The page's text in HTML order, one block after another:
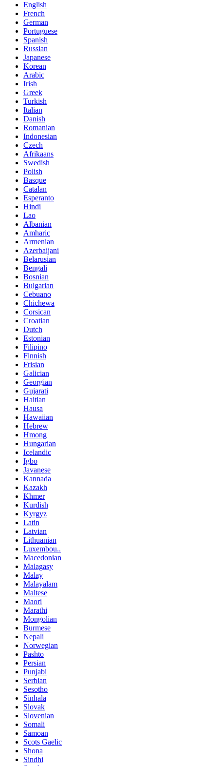
English
French
German
Portuguese
Spanish
Russian
Japanese
Korean
Arabic
Irish
Greek
Turkish
Italian
Danish
Romanian
Indonesian
Czech
Afrikaans
Swedish
Polish
Basque
Catalan
Esperanto
Hindi
Lao
Albanian
Amharic
Armenian
Azerbaijani
Belarusian
Bengali
Bosnian
Bulgarian
Cebuano
Chichewa
Corsican
Croatian
Dutch
Estonian
Filipino
Finnish
Frisian
Galician
Georgian
Gujarati
Haitian
Hausa
Hawaiian
Hebrew
Hmong
Hungarian
Icelandic
Igbo
Javanese
Kannada
Kazakh
Khmer
Kurdish
Kyrgyz
Latin
Latvian
Lithuanian
Luxembou..
Macedonian
Malagasy
Malay
Malayalam
Maltese
Maori
Marathi
Mongolian
Burmese
Nepali
Norwegian
Pashto
Persian
Punjabi
Serbian
Sesotho
Sinhala
Slovak
Slovenian
Somali
Samoan
Scots Gaelic
Shona
Sindhi